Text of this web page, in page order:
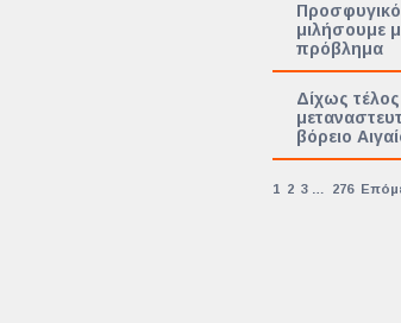
μιλήσουμε
πρόβλημα
Δίχως τέλος
βόρειο
1 2 3 276